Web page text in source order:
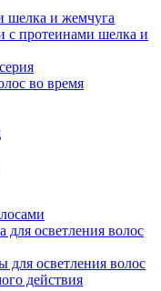
шелка и жемчуга
с протеинами шелка и
во время
для осветления волос
для осветления волос
действия